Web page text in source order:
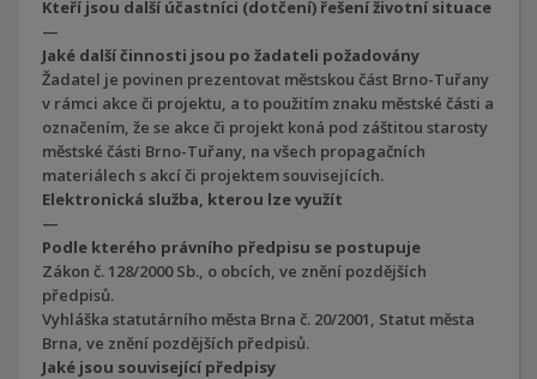
Kteří jsou další účastníci (dotčení) řešení životní situace
—
Jaké další činnosti jsou po žadateli požadovány
Žadatel je povinen prezentovat městskou část Brno-Tuřany
v rámci akce či projektu, a to použitím znaku městské části a
označením, že se akce či projekt koná pod záštitou starosty
městské části Brno-Tuřany, na všech propagačních
materiálech s akcí či projektem souvisejících.
Elektronická služba, kterou lze využít
—
Podle kterého právního předpisu se postupuje
Zákon č. 128/2000 Sb., o obcích, ve znění pozdějších
předpisů.
Vyhláška statutárního města Brna č. 20/2001, Statut města
Brna, ve znění pozdějších předpisů.
Jaké jsou související předpisy